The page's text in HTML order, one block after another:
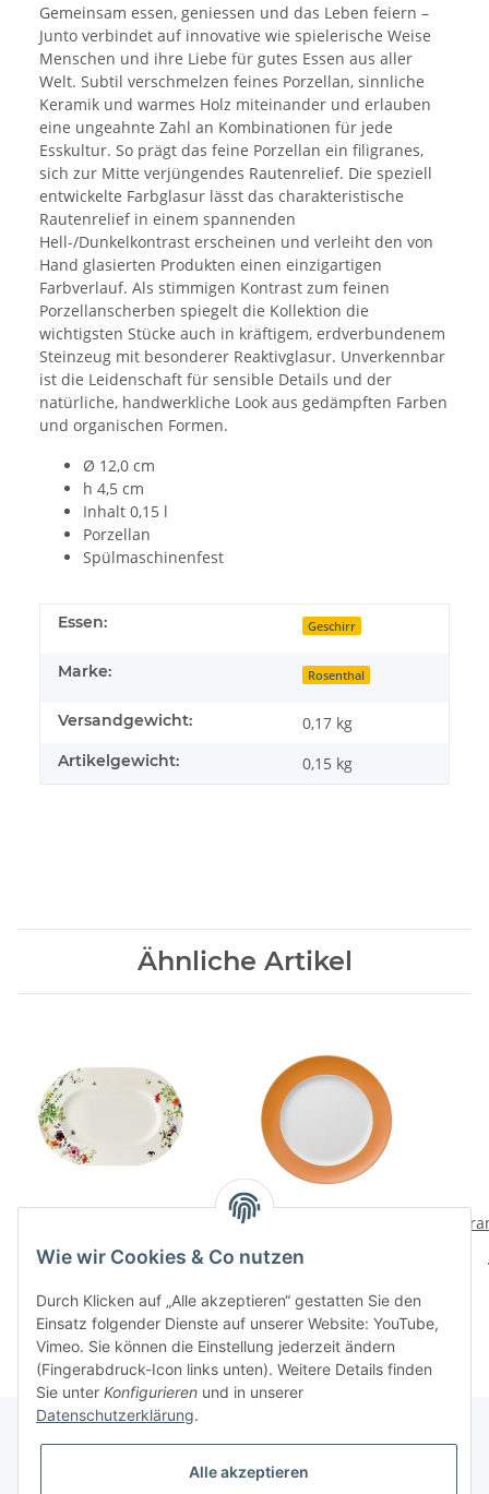
Gemeinsam essen, geniessen und das Leben feiern –
Junto verbindet auf innovative wie spielerische Weise
Menschen und ihre Liebe für gutes Essen aus aller
Welt. Subtil verschmelzen feines Porzellan, sinnliche
Keramik und warmes Holz miteinander und erlauben
eine ungeahnte Zahl an Kombinationen für jede
Esskultur. So prägt das feine Porzellan ein filigranes,
sich zur Mitte verjüngendes Rautenrelief. Die speziell
entwickelte Farbglasur lässt das charakteristische
Rautenrelief in einem spannenden
Hell-/Dunkelkontrast erscheinen und verleiht den von
Hand glasierten Produkten einen einzigartigen
Farbverlauf. Als stimmigen Kontrast zum feinen
Porzellanscherben spiegelt die Kollektion die
wichtigsten Stücke auch in kräftigem, erdverbundenem
Steinzeug mit besonderer Reaktivglasur. Unverkennbar
ist die Leidenschaft für sensible Details und der
natürliche, handwerkliche Look aus gedämpften Farben
und organischen Formen.
Ø 12,0 cm
h 4,5 cm
Inhalt 0,15 l
Porzellan
Spülmaschinenfest
Essen: Geschirr
Marke: Rosenthal
Versandgewicht: 0,17 kg
Artikelgewicht: 0,15 kg
Ähnliche Artikel
194,00 CHF *
24,00 CHF
Wie wir Cookies & Co nutzen
Durch Klicken auf „Alle akzeptieren“ gestatten Sie den
Einsatz folgender Dienste auf unserer Website: YouTube,
Vimeo. Sie können die Einstellung jederzeit ändern
(Fingerabdruck-Icon links unten). Weitere Details finden
Sie unter Konfigurieren und in unserer
Datenschutzerklärung.
Alle akzeptieren